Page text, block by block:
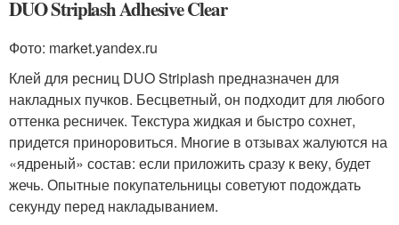
DUO Striplash Adhesive Clear
Фото: market.yandex.ru
Клей для ресниц DUO Striplash предназначен для
накладных пучков. Бесцветный, он подходит для любого
оттенка ресничек. Текстура жидкая и быстро сохнет,
придется приноровиться. Многие в отзывах жалуются на
«ядреный» состав: если приложить сразу к веку, будет
жечь. Опытные покупательницы советуют подождать
секунду перед накладыванием.